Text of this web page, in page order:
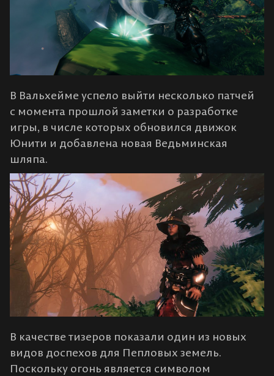
В Вальхейме успело выйти несколько патчей
с момента прошлой заметки о разработке
игры, в числе которых обновился движок
Юнити и добавлена новая Ведьминская
шляпа.
В качестве тизеров показали один из новых
видов доспехов для Пепловых земель.
Поскольку огонь является символом